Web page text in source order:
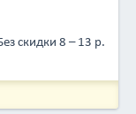
скидки 8 – 13 р.